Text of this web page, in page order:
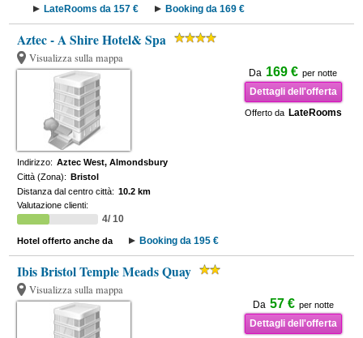
LateRooms da 157 €
Booking da 169 €
Aztec - A Shire Hotel& Spa
Visualizza sulla mappa
Da 169 € per notte
Dettagli dell'offerta
Offerto da LateRooms
Indirizzo: Aztec West, Almondsbury
Città (Zona): Bristol
Distanza dal centro città: 10.2 km
Valutazione clienti:
4/ 10
Hotel offerto anche da Booking da 195 €
Ibis Bristol Temple Meads Quay
Visualizza sulla mappa
Da 57 € per notte
Dettagli dell'offerta